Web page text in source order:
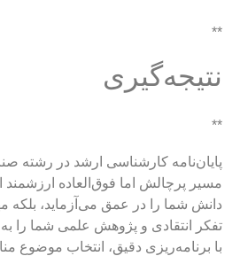
**
نتیجه‌گیری
**
پایان‌نامه کارشناسی ارشد در رشته
مسیر پرچالش اما فوق‌العاده ارزشمند
دانش شما را در عمق می‌آزماید، بلکه
تفکر انتقادی و پژوهش علمی شما را
با برنامه‌ریزی دقیق، انتخاب موضوع